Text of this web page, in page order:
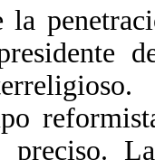
la
preciso.